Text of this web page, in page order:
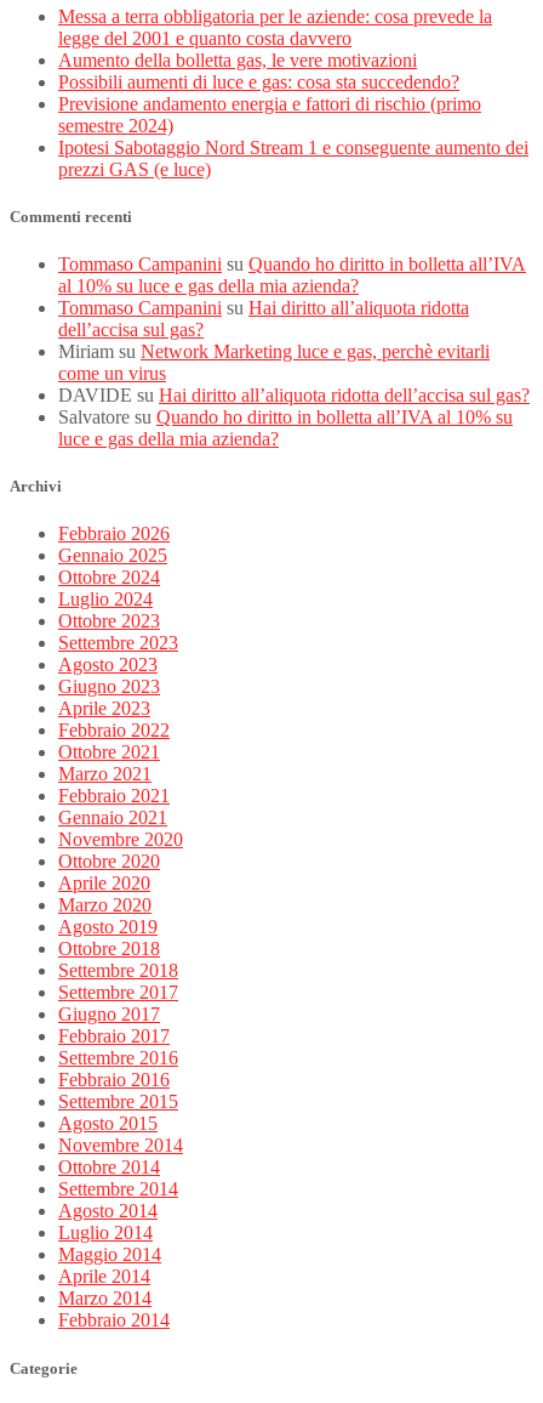
Messa a terra obbligatoria per le aziende: cosa prevede la
legge del 2001 e quanto costa davvero
Aumento della bolletta gas, le vere motivazioni
Possibili aumenti di luce e gas: cosa sta succedendo?
Previsione andamento energia e fattori di rischio (primo
semestre 2024)
Ipotesi Sabotaggio Nord Stream 1 e conseguente aumento dei
prezzi GAS (e luce)
Commenti recenti
Tommaso Campanini su Quando ho diritto in bolletta all’IVA
al 10% su luce e gas della mia azienda?
Tommaso Campanini su Hai diritto all’aliquota ridotta
dell’accisa sul gas?
Miriam su Network Marketing luce e gas, perchè evitarli
come un virus
DAVIDE su Hai diritto all’aliquota ridotta dell’accisa sul gas?
Salvatore su Quando ho diritto in bolletta all’IVA al 10% su
luce e gas della mia azienda?
Archivi
Febbraio 2026
Gennaio 2025
Ottobre 2024
Luglio 2024
Ottobre 2023
Settembre 2023
Agosto 2023
Giugno 2023
Aprile 2023
Febbraio 2022
Ottobre 2021
Marzo 2021
Febbraio 2021
Gennaio 2021
Novembre 2020
Ottobre 2020
Aprile 2020
Marzo 2020
Agosto 2019
Ottobre 2018
Settembre 2018
Settembre 2017
Giugno 2017
Febbraio 2017
Settembre 2016
Febbraio 2016
Settembre 2015
Agosto 2015
Novembre 2014
Ottobre 2014
Settembre 2014
Agosto 2014
Luglio 2014
Maggio 2014
Aprile 2014
Marzo 2014
Febbraio 2014
Categorie